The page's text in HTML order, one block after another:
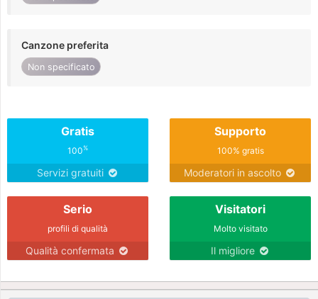
Canzone preferita
Non specificato
Gratis
100%
Servizi gratuiti
Supporto
100% gratis
Moderatori in ascolto
Serio
profili di qualità
Qualità confermata
Visitatori
Molto visitato
Il migliore